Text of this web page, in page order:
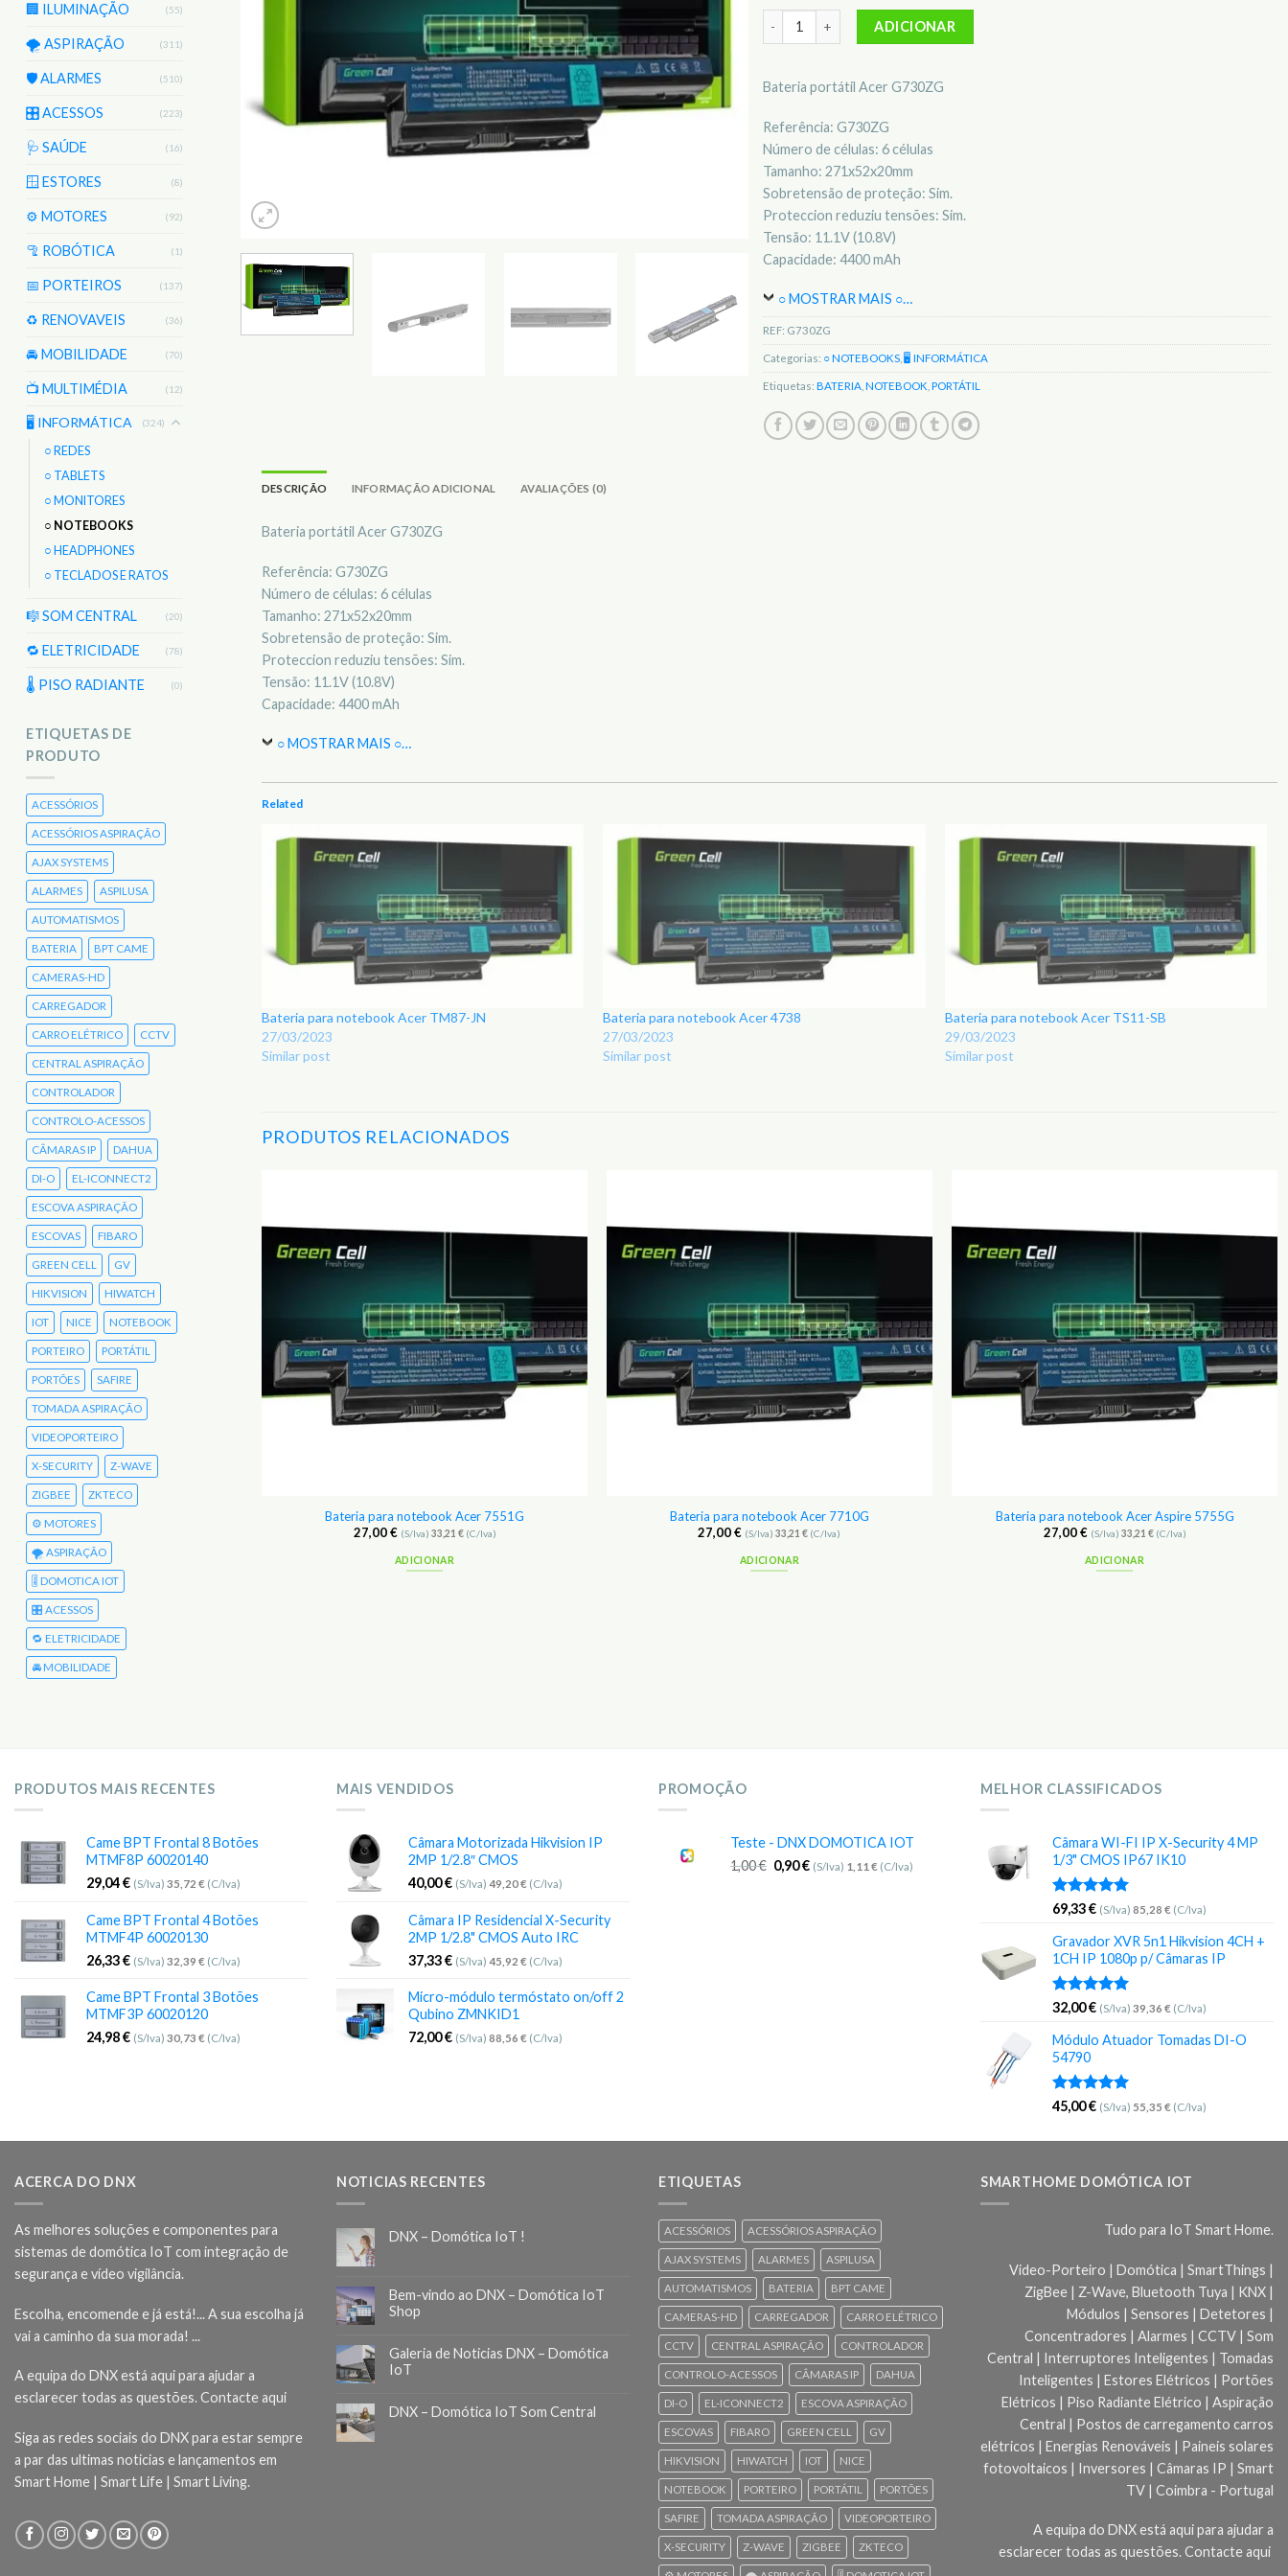
🏢 ILUMINAÇÃO (55)
🌪️ ASPIRAÇÃO (311)
🛡️ ALARMES (510)
🎛️ ACESSOS (223)
🩺 SAÚDE (16)
🪟 ESTORES (8)
⚙️ MOTORES (92)
🦿 ROBÓTICA (1)
📅 PORTEIROS (137)
♻️ RENOVAVEIS (36)
🚘 MOBILIDADE (70)
📺 MULTIMÉDIA (12)
🖥️ INFORMÁTICA (324)
○ REDES
○ TABLETS
○ MONITORES
○ NOTEBOOKS
○ HEADPHONES
○ TECLADOS E RATOS
🎼 SOM CENTRAL (20)
🔁 ELETRICIDADE (78)
🌡 PISO RADIANTE (0)
ETIQUETAS DE
PRODUTO
ACESSÓRIOS
ACESSÓRIOS ASPIRAÇÃO
AJAX SYSTEMS
ALARMES ASPILUSA
AUTOMATISMOS
BATERIA BPT CAME
CAMERAS-HD
CARREGADOR
CARRO ELÉTRICO CCTV
CENTRAL ASPIRAÇÃO
CONTROLADOR
CONTROLO-ACESSOS
CÂMARAS IP DAHUA
DI-O EL-ICONNECT2
ESCOVA ASPIRAÇÃO
ESCOVAS FIBARO
GREEN CELL GV
HIKVISION HIWATCH
IOT NICE NOTEBOOK
PORTEIRO PORTÁTIL
PORTÕES SAFIRE
TOMADA ASPIRAÇÃO
VIDEOPORTEIRO
X-SECURITY Z-WAVE
ZIGBEE ZKTECO
⚙️ MOTORES
🌪️ ASPIRAÇÃO
🎚️ DOMOTICA IOT
🎛️ ACESSOS
🔁 ELETRICIDADE
🚘 MOBILIDADE
Quantidade de Bateria para notebook Acer G730ZG
ADICIONAR
Bateria portátil Acer G730ZG
Referência: G730ZG
Número de células: 6 células
Tamanho: 271x52x20mm
Sobretensão de proteção: Sim.
Proteccion reduziu tensões: Sim.
Tensão: 11.1V (10.8V)
Capacidade: 4400 mAh
○ MOSTRAR MAIS ○…
REF: G730ZG
Categorias: ○ NOTEBOOKS 🖥️ INFORMÁTICA
Etiquetas: BATERIA NOTEBOOK PORTÁTIL
DESCRIÇÃO INFORMAÇÃO ADICIONAL AVALIAÇÕES (0)
Bateria portátil Acer G730ZG
Referência: G730ZG
Número de células: 6 células
Tamanho: 271x52x20mm
Sobretensão de proteção: Sim.
Proteccion reduziu tensões: Sim.
Tensão: 11.1V (10.8V)
Capacidade: 4400 mAh
○ MOSTRAR MAIS ○…
Related
Bateria para notebook Acer TM87-JN
27/03/2023
Similar post
Bateria para notebook Acer 4738
27/03/2023
Similar post
Bateria para notebook Acer TS11-SB
29/03/2023
Similar post
PRODUTOS RELACIONADOS
Bateria para notebook Acer 7551G
27,00€ (S/Iva) 33,21 €(C/Iva)
ADICIONAR
Bateria para notebook Acer 7710G
27,00€ (S/Iva)33,21€ (C/Iva)
ADICIONAR
Bateria para notebook Acer Aspire 5755G
27,00€ (S/Iva) 33,21 €(C/Iva)
ADICIONAR
para notebook Acer Aspire 5755Z
27,00€ (S/Iva)33,21
ADICIONAR
PRODUTOS MAIS RECENTES
Came BPT Frontal 8 Botões
MTMF8P 60020140
29,04€ (S/Iva) 35,72 € (C/Iva)
Came BPT Frontal 4 Botões
MTMF4P 60020130
26,33€ (S/Iva) 32,39 € (C/Iva)
Came BPT Frontal 3 Botões
MTMF3P 60020120
24,98€ (S/Iva) 30,73 € (C/Iva)
MAIS VENDIDOS
Câmara Motorizada Hikvision IP
2MP 1/2.8″ CMOS
40,00€ (S/Iva) 49,20€ (C/Iva)
Câmara IP Residencial X-Security
2MP 1/2.8" CMOS Auto IRC
37,33€ (S/Iva) 45,92 € (C/Iva)
Micro-módulo termóstato on/off 2
Qubino ZMNKID1
72,00€ (S/Iva) 88,56 € (C/Iva)
PROMOÇÃO
Teste - DNX DOMOTICA IOT
1,00€ 0,90€ (S/Iva) 1,11€ (C/Iva)
MELHOR CLASSIFICADOS
Câmara WI-FI IP X-Security 4 MP
1/3" CMOS IP67 IK10
Avaliação
69,33€ (S/Iva) 85,28 € (C/Iva)
Gravador XVR 5n1 Hikvision 4CH +
1CH IP 1080p p/ Câmaras IP
Avaliação
32,00€ (S/Iva) 39,36 € (C/Iva)
Módulo Atuador Tomadas DI-O
54790
Avaliação
45,00€ (S/Iva) 55,35 € (C/Iva)
ACERCA DO DNX
As melhores soluções e componentes para
sistemas de domótica IoT com integração de
segurança e vídeo vigilância.
Escolha, encomende e já está!... A sua escolha já
vai a caminho da sua morada! ...
A equipa do DNX está aqui para ajudar a
esclarecer todas as questões.Contacte aqui
Siga as redes sociais do DNX para estar sempre
a par das ultimas noticias e lançamentos em
Smart Home | Smart Life | Smart Living.
NOTICIAS RECENTES
DNX – Domótica IoT !
Bem-vindo ao DNX – Domótica IoT
Shop
Galeria de Noticias DNX – Domótica
IoT
DNX – Domótica IoT Som Central
ETIQUETAS
ACESSÓRIOS ACESSÓRIOS ASPIRAÇÃO
AJAX SYSTEMS ALARMES ASPILUSA
AUTOMATISMOS BATERIA BPT CAME
CAMERAS-HD CARREGADOR CARRO ELÉTRICO
CCTV CENTRAL ASPIRAÇÃO CONTROLADOR
CONTROLO-ACESSOS CÂMARAS IP DAHUA
DI-O EL-ICONNECT2 ESCOVA ASPIRAÇÃO
ESCOVAS FIBARO GREEN CELL GV
HIKVISION HIWATCH IOT NICE
NOTEBOOK PORTEIRO PORTÁTIL PORTÕES
SAFIRE TOMADA ASPIRAÇÃO VIDEOPORTEIRO
X-SECURITY Z-WAVE ZIGBEE ZKTECO
SMARTHOME DOMÓTICA IOT
Tudo para IoT Smart Home.
Video-Porteiro | Domótica | SmartThings |
ZigBee | Z-Wave, Bluetooth Tuya | KNX |
Módulos | Sensores | Detetores |
Concentradores | Alarmes | CCTV | Som
Central | Interruptores Inteligentes | Tomadas
Inteligentes | Estores Elétricos | Portões
Elétricos | Piso Radiante Elétrico | Aspiração
Central | Postos de carregamento carros
elétricos | Energias Renováveis | Paineis solares
fotovoltaicos | Inversores | Câmaras IP | Smart
TV | Coimbra - Portugal
A equipa do DNX está aqui para ajudar a
esclarecer todas as questões.Contacte aqui